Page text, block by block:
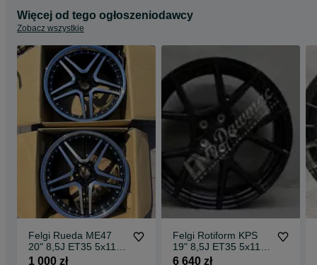
Więcej od tego ogłoszeniodawcy
Zobacz wszystkie
Felgi Rueda ME47
20" 8,5J ET35 5x112
CBKF1 / 2 sztuki
1 000 zł
Felgi Rotiform KPS
19" 8,5J ET35 5x112
Matte Black Face w/
6 640 zł